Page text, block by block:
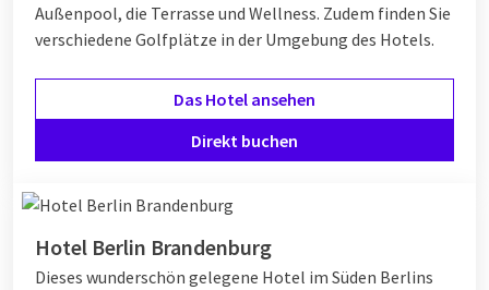
Außenpool, die Terrasse und Wellness. Zudem finden Sie
verschiedene Golfplätze in der Umgebung des Hotels.
Das Hotel ansehen
Direkt buchen
Hotel Berlin Brandenburg
Dieses wunderschön gelegene Hotel im Süden Berlins